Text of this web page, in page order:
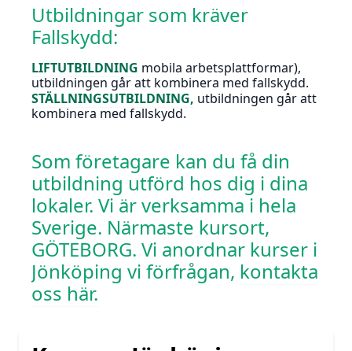
Utbildningar som kräver
Fallskydd:
LIFTUTBILDNING mobila arbetsplattformar),
utbildningen går att kombinera med fallskydd.
STÄLLNINGSUTBILDNING, utbildningen går att
kombinera med fallskydd.
Som företagare kan du få din
utbildning utförd hos dig i dina
lokaler. Vi är verksamma i hela
Sverige. Närmaste kursort,
GÖTEBORG. Vi anordnar kurser i
Jönköping vi förfrågan, kontakta
oss här.